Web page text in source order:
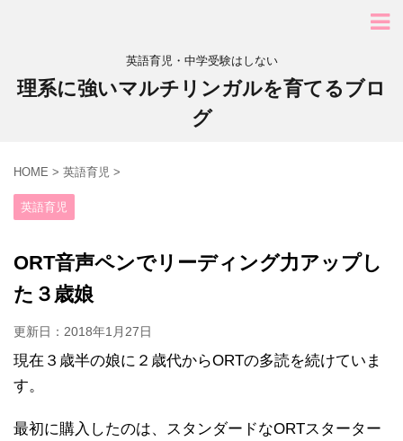
英語育児・中学受験はしない
理系に強いマルチリンガルを育てるブロ
グ
HOME > 英語育児 >
英語育児
ORT音声ペンでリーディング力アップし
た３歳娘
更新日： 2018年1月27日
現在３歳半の娘に２歳代からORTの多読を続けていま
す。
最初に購入したのは、スタンダードなORTスターター